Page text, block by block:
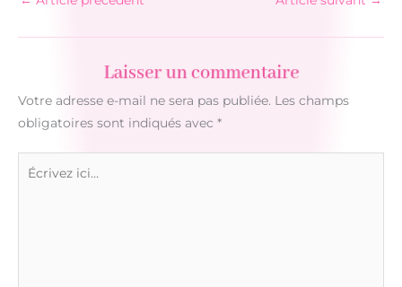
Laisser un commentaire
Votre adresse e-mail ne sera pas publiée. Les champs
obligatoires sont indiqués avec *